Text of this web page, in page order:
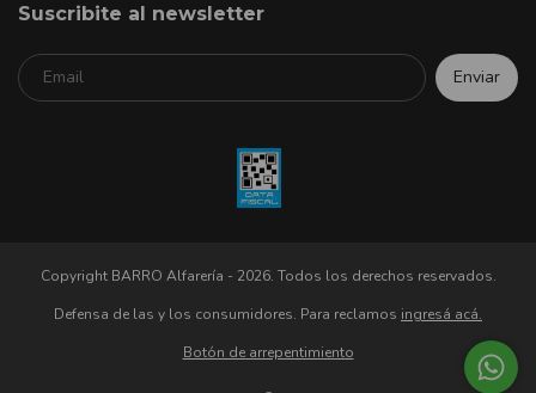
Suscribite al newsletter
Copyright BARRO Alfarería - 2026. Todos los derechos reservados.
Defensa de las y los consumidores. Para reclamos ingresá acá.
Botón de arrepentimiento